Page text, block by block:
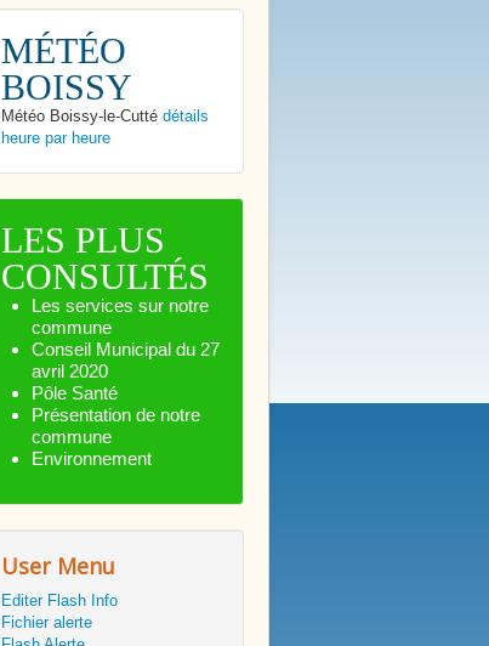
MÉTÉO
BOISSY
Météo Boissy-le-Cutté détails
heure par heure
LES PLUS
CONSULTÉS
Les services sur notre
commune
Conseil Municipal du 27
avril 2020
Pôle Santé
Présentation de notre
commune
Environnement
User Menu
Editer Flash Info
Fichier alerte